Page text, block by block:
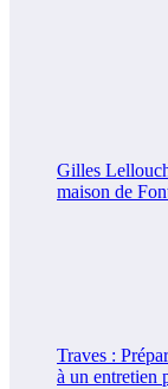
Gilles
maison de
Traves :
à un entretien